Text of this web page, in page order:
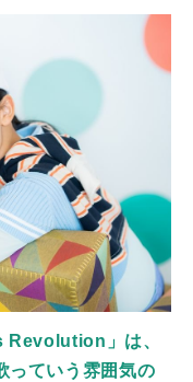
」は、
っていう雰囲気の